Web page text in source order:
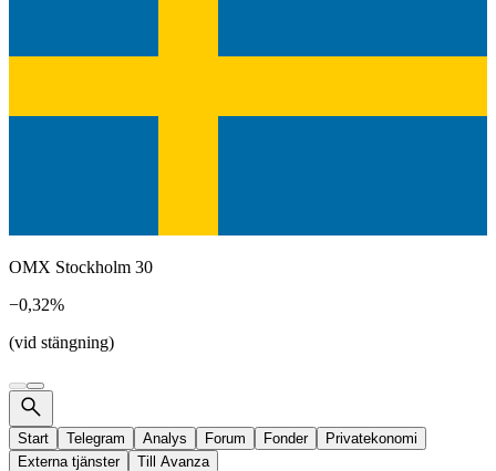
OMX Stockholm 30
−0,32%
(vid stängning)
Start Telegram Analys Forum Fonder
Privatekonomi
Externa tjänster
Till Avanza